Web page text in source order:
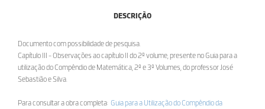
DESCRIÇÃO
Documento com possibilidade de pesquisa.
Capítulo III - Observações ao capítulo II do 2º volume, presente no Guia para a
utilização do Compêndio de Matemática, 2º e 3º Volumes, do professor José
Sebastião e Silva.
Para consultar a obra completa: Guia para a Utilização do Compêndio da